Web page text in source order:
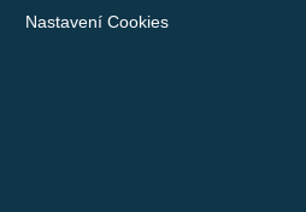
Nastavení Cookies